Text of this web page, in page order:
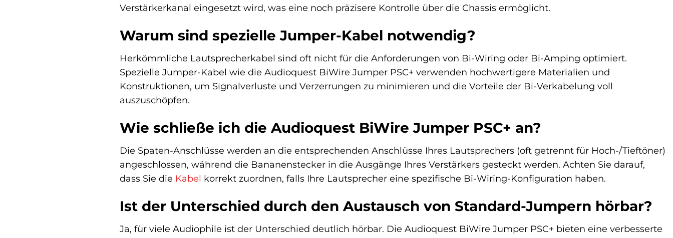
Verstärkerkanal eingesetzt wird, was eine noch präzisere Kontrolle über die Chassis ermöglicht.
Warum sind spezielle Jumper-Kabel notwendig?
Herkömmliche Lautsprecherkabel sind oft nicht für die Anforderungen von Bi-Wiring oder Bi-Amping optimiert.
Spezielle Jumper-Kabel wie die Audioquest BiWire Jumper PSC+ verwenden hochwertigere Materialien und
Konstruktionen, um Signalverluste und Verzerrungen zu minimieren und die Vorteile der Bi-Verkabelung voll
auszuschöpfen.
Wie schließe ich die Audioquest BiWire Jumper PSC+ an?
Die Spaten-Anschlüsse werden an die entsprechenden Anschlüsse Ihres Lautsprechers (oft getrennt für Hoch-/Tieftöner)
angeschlossen, während die Bananenstecker in die Ausgänge Ihres Verstärkers gesteckt werden. Achten Sie darauf,
dass Sie die Kabel korrekt zuordnen, falls Ihre Lautsprecher eine spezifische Bi-Wiring-Konfiguration haben.
Ist der Unterschied durch den Austausch von Standard-Jumpern hörbar?
Ja, für viele Audiophile ist der Unterschied deutlich hörbar. Die Audioquest BiWire Jumper PSC+ bieten eine verbesserte